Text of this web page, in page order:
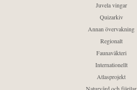
Juvela vingar
Quizarkiv
Annan övervakning
Regionalt
Faunaväkteri
Internationellt
Atlasprojekt